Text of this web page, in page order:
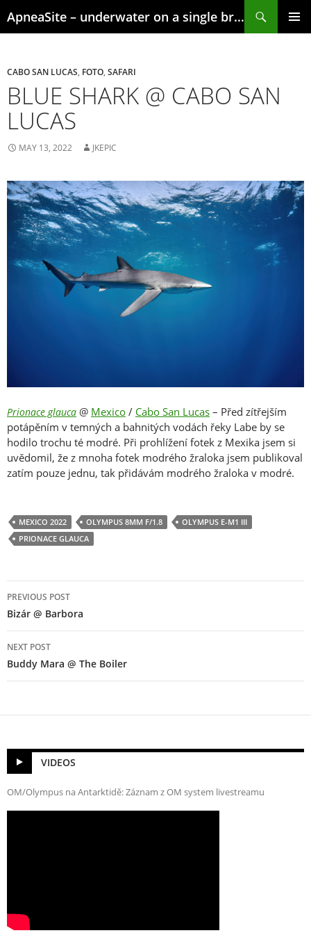
to
ApneaSite – underwater on a single breath
CABO SAN LUCAS FOTO SAFARI
BLUE SHARK @ CABO SAN
LUCAS
MAY 13, 2022 JKEPIC
Prionace glauca @ Mexico / Cabo San Lucas – Před zítřejším
potápěním v temných a bahnitých vodách řeky Labe by se
hodilo trochu té modré. Při prohlížení fotek z Mexika jsem si
uvědomil, že z mnoha fotek modrého žraloka jsem publikoval
zatím pouze jednu, tak přidávám modrého žraloka v modré.
MEXICO 2022 OLYMPUS 8MM F/1.8
OLYMPUS E-M1 III
PRIONACE GLAUCA
navigation
PREVIOUS POST
Bizár @ Barbora
NEXT POST
Buddy Mara @ The Boiler
VIDEOS
OM/Olympus na Antarktidě: Záznam z OM system livestreamu